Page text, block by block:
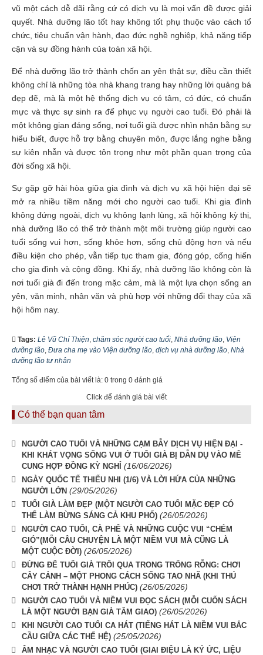
vũ một cách dễ dãi rằng cứ có dịch vụ là mọi vấn đề được giải
quyết. Nhà dưỡng lão tốt hay không tốt phụ thuộc vào cách tổ
chức, tiêu chuẩn vận hành, đạo đức nghề nghiệp, khả năng tiếp
cận và sự đồng hành của toàn xã hội.
Để nhà dưỡng lão trở thành chốn an yên thật sự, điều cần thiết
không chỉ là những tòa nhà khang trang hay những lời quảng bá
đẹp đẽ, mà là một hệ thống dịch vụ có tâm, có đức, có chuẩn
mực và thực sự sinh ra để phục vụ người cao tuổi. Đó phải là
một không gian đáng sống, nơi tuổi già được nhìn nhận bằng sự
hiểu biết, được hỗ trợ bằng chuyên môn, được lắng nghe bằng
sự kiên nhẫn và được tôn trọng như một phần quan trọng của
đời sống xã hội.
Sự gặp gỡ hài hòa giữa gia đình và dịch vụ xã hội hiện đại sẽ
mở ra nhiều tiềm năng mới cho người cao tuổi. Khi gia đình
không đứng ngoài, dịch vụ không lạnh lùng, xã hội không kỳ thị,
nhà dưỡng lão có thể trở thành một môi trường giúp người cao
tuổi sống vui hơn, sống khỏe hơn, sống chủ động hơn và nếu
điều kiện cho phép, vẫn tiếp tục tham gia, đóng góp, cống hiến
cho gia đình và cộng đồng. Khi ấy, nhà dưỡng lão không còn là
nơi tuổi già đi đến trong mặc cảm, mà là một lựa chọn sống an
yên, văn minh, nhân văn và phù hợp với những đổi thay của xã
hội hôm nay.
Tags: Lê Vũ Chí Thiện, chăm sóc người cao tuổi, Nhà dưỡng lão, Viện
dưỡng lão, Đưa cha mẹ vào Viện dưỡng lão, dịch vụ nhà dưỡng lão, Nhà
dưỡng lão tư nhân
Tổng số điểm của bài viết là: 0 trong 0 đánh giá
Click để đánh giá bài viết
Có thể bạn quan tâm
NGƯỜI CAO TUỔI VÀ NHỮNG CẠM BẪY DỊCH VỤ HIỆN ĐẠI -
KHI KHÁT VỌNG SỐNG VUI Ở TUỔI GIÀ BỊ DẪN DỤ VÀO MÊ
CUNG HỢP ĐỒNG KỲ NGHỈ
(16/06/2026)
NGÀY QUỐC TẾ THIẾU NHI (1/6) VÀ LỜI HỨA CỦA NHỮNG
NGƯỜI LỚN (29/05/2026)
TUỔI GIÀ LÀM ĐẸP (MỘT NGƯỜI CAO TUỔI MẶC ĐẸP CÓ
THỂ LÀM BỪNG SÁNG CẢ KHU PHỐ) (26/05/2026)
NGƯỜI CAO TUỔI, CÀ PHÊ VÀ NHỮNG CUỘC VUI “CHÉM
GIÓ”(MỖI CÂU CHUYỆN LÀ MỘT NIỀM VUI MÀ CŨNG LÀ
MỘT CUỘC ĐỜI) (26/05/2026)
ĐỪNG ĐỂ TUỔI GIÀ TRÔI QUA TRONG TRỐNG RỖNG: CHƠI
CÂY CẢNH – MỘT PHONG CÁCH SỐNG TAO NHÃ (KHI THÚ
CHƠI TRỞ THÀNH HẠNH PHÚC) (26/05/2026)
NGƯỜI CAO TUỔI VÀ NIỀM VUI ĐỌC SÁCH (MỖI CUỐN SÁCH
LÀ MỘT NGƯỜI BẠN GIÀ TÂM GIAO) (26/05/2026)
KHI NGƯỜI CAO TUỔI CA HÁT (TIẾNG HÁT LÀ NIỀM VUI BẮC
CẦU GIỮA CÁC THẾ HỆ) (25/05/2026)
ÂM NHẠC VÀ NGƯỜI CAO TUỔI (GIAI ĐIỆU LÀ KÝ ỨC, LIỆU